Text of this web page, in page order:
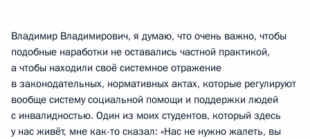
Владимир Владимирович, я думаю, что очень важно, чтобы
подобные наработки не оставались частной практикой,
а чтобы находили своё системное отражение
в законодательных, нормативных актах, которые регулируют
вообще систему социальной помощи и поддержки людей
с инвалидностью. Один из моих студентов, который здесь
у нас живёт, мне как-то сказал: «Нас не нужно жалеть, вы